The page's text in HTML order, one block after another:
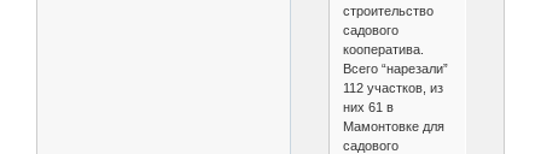
строительство
садового
кооператива.
Всего “нарезали”
112 участков, из
них 61 в
Мамонтовке для
садового